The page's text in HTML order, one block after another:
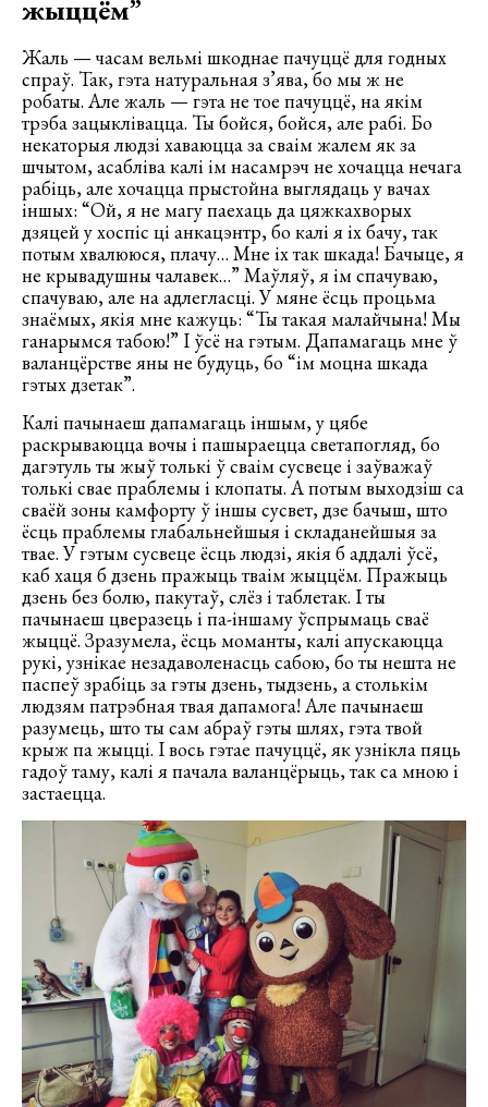
жыццём”
Жаль — часам вельмі шкоднае пачуццё для годных
спраў. Так, гэта натуральная з’ява, бо мы ж не
робаты. Але жаль — гэта не тое пачуццё, на якім
трэба зацыклівацца. Ты бойся, бойся, але рабі. Бо
некаторыя людзі хаваюцца за сваім жалем як за
шчытом, асабліва калі ім насамрэч не хочацца нечага
рабіць, але хочацца прыстойна выглядаць у вачах
іншых: “Ой, я не магу паехаць да цяжкахворых
дзяцей у хоспіс ці анкацэнтр, бо калі я іх бачу, так
потым хвалююся, плачу… Мне іх так шкада! Бачыце, я
не крывадушны чалавек…” Маўляў, я ім спачуваю,
спачуваю, але на адлегласці. У мяне ёсць процьма
знаёмых, якія мне кажуць: “Ты такая малайчына! Мы
ганарымся табою!” І ўсё на гэтым. Дапамагаць мне ў
валанцёрстве яны не будуць, бо “ім моцна шкада
гэтых дзетак”.
Калі пачынаеш дапамагаць іншым, у цябе
раскрываюцца вочы і пашыраецца светапогляд, бо
дагэтуль ты жыў толькі ў сваім сусвеце і заўважаў
толькі свае праблемы і клопаты. А потым выходзіш са
сваёй зоны камфорту ў іншы сусвет, дзе бачыш, што
ёсць праблемы глабальнейшыя і складанейшыя за
твае. У гэтым сусвеце ёсць людзі, якія б аддалі ўсё,
каб хаця б дзень пражыць тваім жыццём. Пражыць
дзень без болю, пакутаў, слёз і таблетак. І ты
пачынаеш цверазець і па-іншаму ўспрымаць сваё
жыццё. Зразумела, ёсць моманты, калі апускаюцца
рукі, узнікае незадаволенасць сабою, бо ты нешта не
паспеў зрабіць за гэты дзень, тыдзень, а столькім
людзям патрэбная твая дапамога! Але пачынаеш
разумець, што ты сам абраў гэты шлях, гэта твой
крыж па жыцці. І вось гэтае пачуццё, як узнікла пяць
гадоў таму, калі я пачала валанцёрыць, так са мною і
застаецца.